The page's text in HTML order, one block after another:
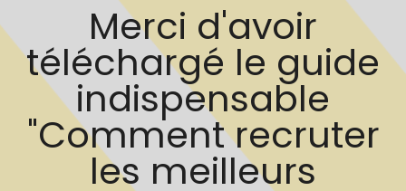
Merci d'avoir
téléchargé le guide
indispensable
"Comment recruter
les meilleurs